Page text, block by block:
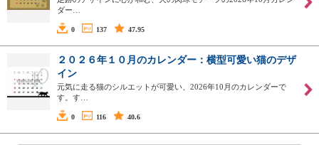
ダー…
0 137 47.95
２０２６年１０月のカレンダー：横型可愛い猫のデザ
イン
元気に走る猫のシルエットが可愛い、2026年10月のカレンダーで
す。す…
0 116 40.6